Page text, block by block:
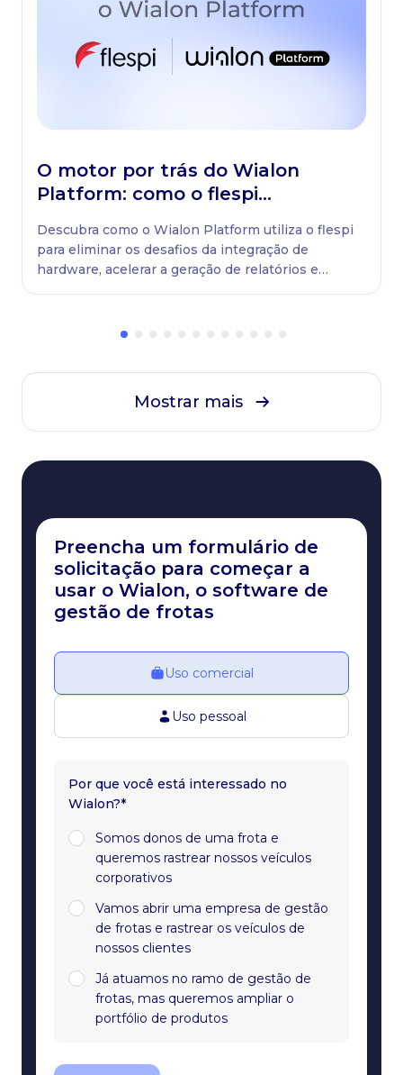
O motor por trás do Wialon
Platform: como o flespi
Descubra como o Wialon Platform utiliza o flespi
para eliminar os desafios da integração de
hardware, acelerar a geração de relatórios e
Mostrar mais
Preencha um formulário de
solicitação para começar a
usar o Wialon, o software de
gestão de frotas
Uso comercial
Uso pessoal
Por que você está interessado no
Wialon?*
Somos donos de uma frota e
queremos rastrear nossos veículos
corporativos
Vamos abrir uma empresa de gestão
de frotas e rastrear os veículos de
nossos clientes
Já atuamos no ramo de gestão de
frotas, mas queremos ampliar o
portfólio de produtos